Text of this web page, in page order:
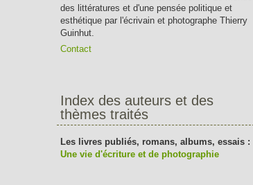
des littératures et d'une pensée politique et
esthétique par l'écrivain et photographe Thierry
Guinhut.
Contact
Index des auteurs et des
thèmes traités
Les livres publiés, romans, albums, essais :
Une vie d'écriture et de photographie